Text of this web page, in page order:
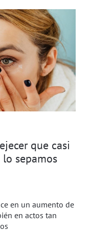
que casi
sepamos
en un aumento de
en actos tan